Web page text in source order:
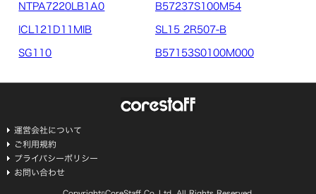
NTPA7220LB1A0 B57237S100M54
ICL121D11MIB SL15 2R507-B
SG110 B57153S0100M000
運営会社について
ご利用規約
プライバシーポリシー
お問い合わせ